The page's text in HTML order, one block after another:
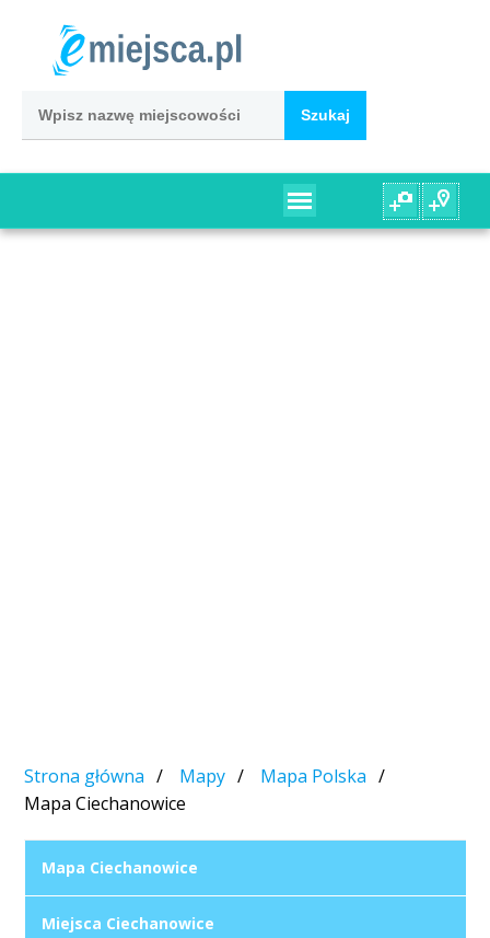
Strona główna Mapy
Mapa Polska
Mapa Ciechanowice
Mapa Ciechanowice
Miejsca Ciechanowice